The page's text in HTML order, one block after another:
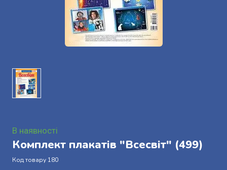
В наявності
Комплект плакатів "Всесвіт" (499)
Код товару 180